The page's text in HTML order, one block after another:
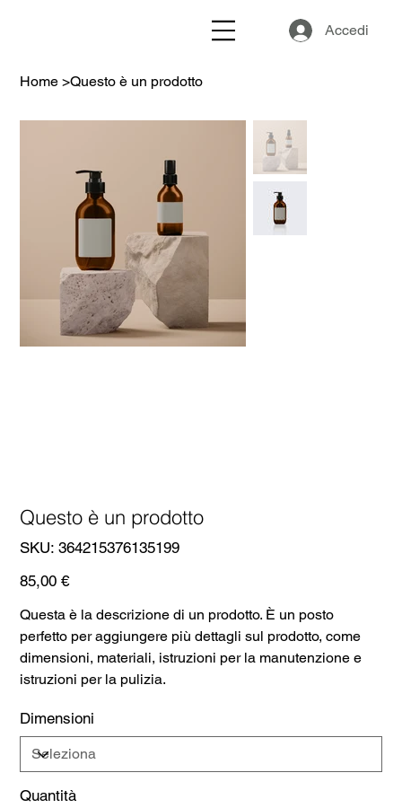
Accedi
Home >Questo è un prodotto
Questo è un prodotto
SKU: SKU
364215376135199
364215376135199
Prezzo
85,00 €
Questa è la descrizione di un prodotto. È un posto
perfetto per aggiungere più dettagli sul prodotto, come
dimensioni, materiali, istruzioni per la manutenzione e
istruzioni per la pulizia.
Dimensioni
Quantità